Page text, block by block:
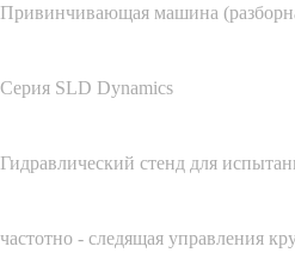
Привинчивающая машина
Серия SLD Dynamics
Гидравлический стенд для
частотно - следящая управления